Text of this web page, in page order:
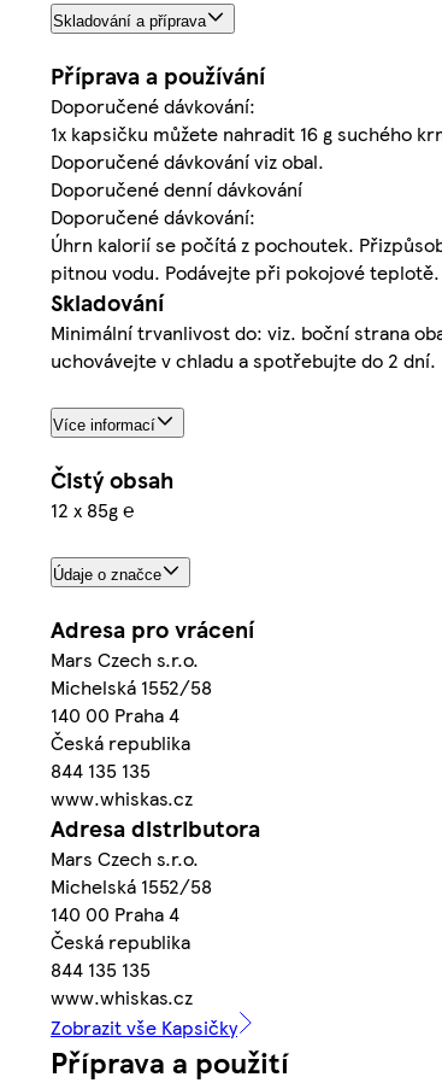
Skladování a příprava
Příprava a používání
Doporučené dávkování:
1x kapsičku můžete nahradit 16 g suchého
Doporučené dávkování viz obal.
Doporučené denní dávkování
Doporučené dávkování:
Úhrn kalorií se počítá z pochoutek.
pitnou vodu. Podávejte při pokojové teplotě.
Skladování
Minimální trvanlivost do: viz. boční strana
uchovávejte v chladu a spotřebujte do 2 dní.
Více informací
Čistý obsah
12 x 85g ℮
Údaje o značce
Adresa pro vrácení
Mars Czech s.r.o.
Michelská 1552/58
140 00 Praha 4
Česká republika
844 135 135
www.whiskas.cz
Adresa distributora
Mars Czech s.r.o.
Michelská 1552/58
140 00 Praha 4
Česká republika
844 135 135
www.whiskas.cz
Zobrazit vše Kapsičky
Příprava a použití